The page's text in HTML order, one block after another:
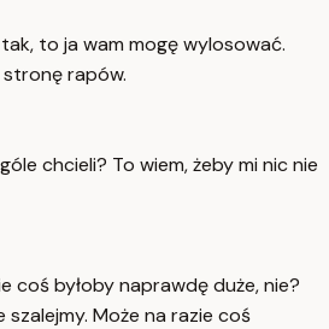
to ja wam mogę wylosować.
rapów.
chcieli? To wiem, żeby mi nic nie
coś byłoby naprawdę duże, nie?
szalejmy. Może na razie coś